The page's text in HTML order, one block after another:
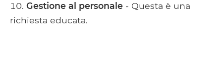
Gestione al personale - Questa è una
richiesta educata.